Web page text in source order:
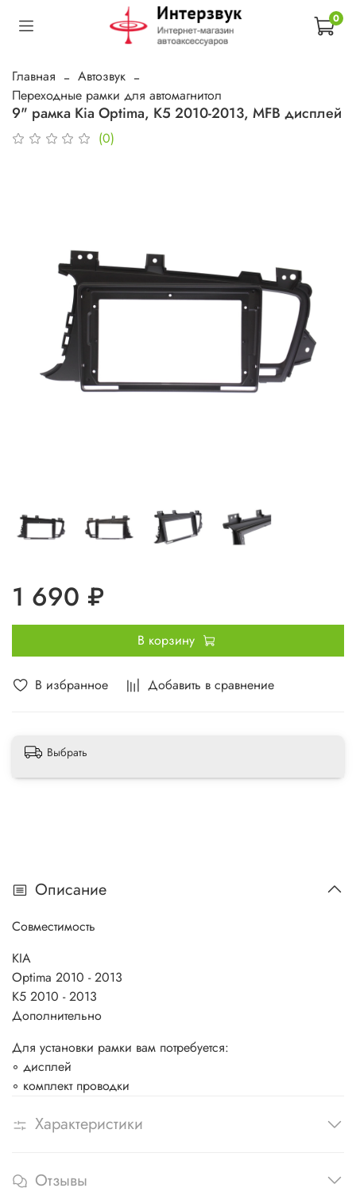
0
Главная
Автозвук
Переходные рамки для автомагнитол
9" рамка Kia Optima, K5 2010-2013, MFB дисплей
(0)
В избранное Добавить в сравнение
1 690 ₽
В корзину
Выбрать
Описание
Совместимость
KIA
Optima 2010 - 2013
K5 2010 - 2013
Дополнительно
Для установки рамки вам потребуется:
◦ дисплей
◦ комплект проводки
Характеристики
Отзывы